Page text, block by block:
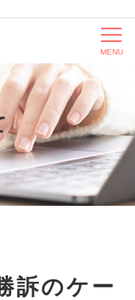
MENU
訴のケー